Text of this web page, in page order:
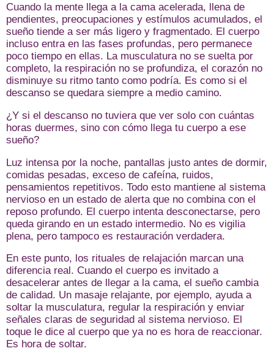
Cuando la mente llega a la cama acelerada, llena de
pendientes, preocupaciones y estímulos acumulados, el
sueño tiende a ser más ligero y fragmentado. El cuerpo
incluso entra en las fases profundas, pero permanece
poco tiempo en ellas. La musculatura no se suelta por
completo, la respiración no se profundiza, el corazón no
disminuye su ritmo tanto como podría. Es como si el
descanso se quedara siempre a medio camino.
¿Y si el descanso no tuviera que ver solo con cuántas
horas duermes, sino con cómo llega tu cuerpo a ese
sueño?
Luz intensa por la noche, pantallas justo antes de dormir,
comidas pesadas, exceso de cafeína, ruidos,
pensamientos repetitivos. Todo esto mantiene al sistema
nervioso en un estado de alerta que no combina con el
reposo profundo. El cuerpo intenta desconectarse, pero
queda girando en un estado intermedio. No es vigilia
plena, pero tampoco es restauración verdadera.
En este punto, los rituales de relajación marcan una
diferencia real. Cuando el cuerpo es invitado a
desacelerar antes de llegar a la cama, el sueño cambia
de calidad. Un masaje relajante, por ejemplo, ayuda a
soltar la musculatura, regular la respiración y enviar
señales claras de seguridad al sistema nervioso. El
toque le dice al cuerpo que ya no es hora de reaccionar.
Es hora de soltar.